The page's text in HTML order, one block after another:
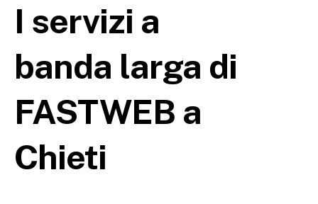
I servizi a
banda larga di
FASTWEB a
Chieti